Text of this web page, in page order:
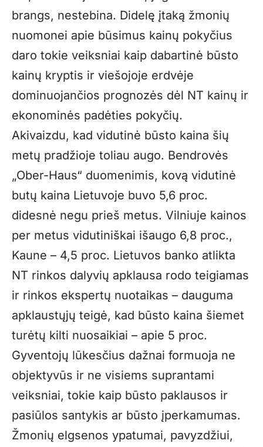
brangs, nestebina. Didelę įtaką žmonių
nuomonei apie būsimus kainų pokyčius
daro tokie veiksniai kaip dabartinė būsto
kainų kryptis ir viešojoje erdvėje
dominuojančios prognozės dėl NT kainų ir
ekonominės padėties pokyčių.
Akivaizdu, kad vidutinė būsto kaina šių
metų pradžioje toliau augo. Bendrovės
„Ober-Haus“ duomenimis, kovą vidutinė
butų kaina Lietuvoje buvo 5,6 proc.
didesnė negu prieš metus. Vilniuje kainos
per metus vidutiniškai išaugo 6,8 proc.,
Kaune – 4,5 proc. Lietuvos banko atlikta
NT rinkos dalyvių apklausa rodo teigiamas
ir rinkos ekspertų nuotaikas – dauguma
apklaustųjų teigė, kad būsto kaina šiemet
turėtų kilti nuosaikiai – apie 5 proc.
Gyventojų lūkesčius dažnai formuoja ne
objektyvūs ir ne visiems suprantami
veiksniai, tokie kaip būsto paklausos ir
pasiūlos santykis ar būsto įperkamumas.
Žmonių elgsenos ypatumai, pavyzdžiui,